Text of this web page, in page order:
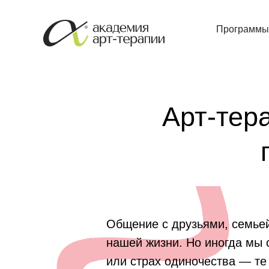
Арт-
Общение с друзьями,
нашей жизни. Но иногда мы
или страх одиночества —